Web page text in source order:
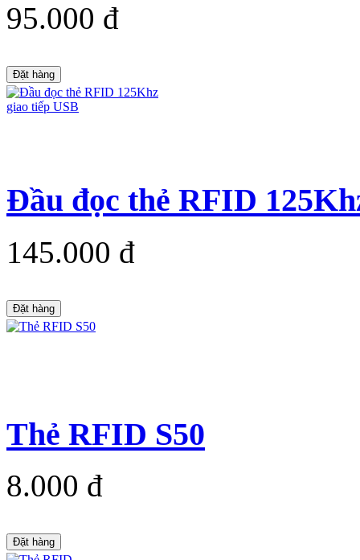
95.000 đ
Đặt hàng
Đầu đọc thẻ RFID
145.000 đ
Đặt hàng
Thẻ RFID S50
8.000 đ
Đặt hàng